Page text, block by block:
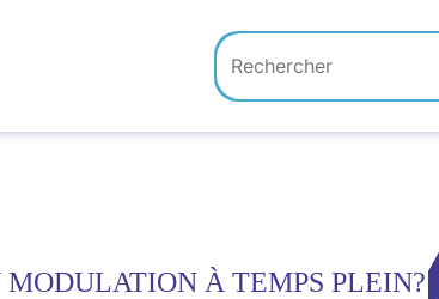
À TEMPS PLEIN?